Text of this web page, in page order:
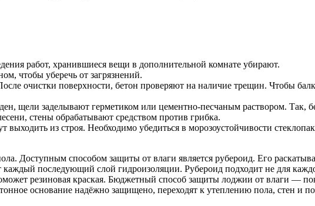
работ, хранившиеся вещи в дополнительной комнате убирают.
чтобы уберечь от загрязнений.
очистки поверхности, бетон проверяют на наличие трещин. Чтобы
щели заделывают герметиком или цементно-песчаным раствором. Так,
стены обрабатывают средством против грибка.
из строя. Необходимо убедиться в морозоустойчивости
Доступным способом защиты от влаги является рубероид. Его
последующий слой гидроизоляции. Рубероид подходит не для
резиновая краская. Бюджетный способ защиты лоджии от влаги —
основание надёжно защищено, переходят к утеплению пола, стен и